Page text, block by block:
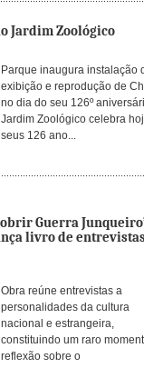
Jardim Zoológico
Parque inaugura instalação
exibição e reprodução de
no dia do seu 126º
Jardim Zoológico celebra
seus 126 ano...
Guerra
livro de
Obra reúne entrevistas a
personalidades da cultura
nacional e estrangeira,
constituindo um raro
reflexão sobre o